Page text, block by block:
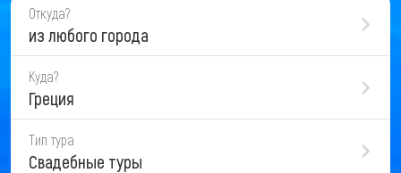
Откуда?
из любого города
Куда?
Греция
Тип тура
Свадебные туры